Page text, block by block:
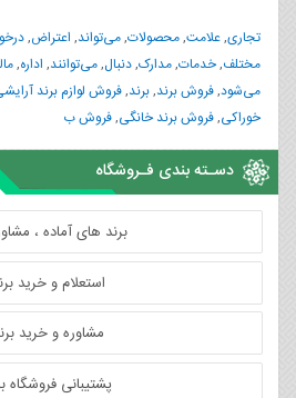
تجاری,علامت,محصولات,می‌تواند, اعتراض,
مختلف,خدمات,مدارک,دنبال,می‌توانند, اداره,
می‌شود,فروش برند,برند,فروش لوازم برند
خوراکی,فروش برند خانگی,فروش ب
دسـته بندی فـروشگاه
برند های آماده ،
استعلام و خرید
مشاوره و خرید
پشتیبانی فروشگاه